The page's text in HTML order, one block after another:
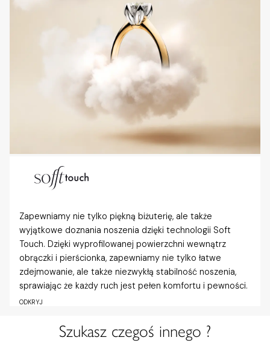
Zapewniamy nie tylko piękną biżuterię, ale także
wyjątkowe doznania noszenia dzięki technologii Soft
Touch. Dzięki wyprofilowanej powierzchni wewnątrz
obrączki i pierścionka, zapewniamy nie tylko łatwe
zdejmowanie, ale także niezwykłą stabilność noszenia,
sprawiając że każdy ruch jest pełen komfortu i pewności.
ODKRYJ
Szukasz czegoś innego ?